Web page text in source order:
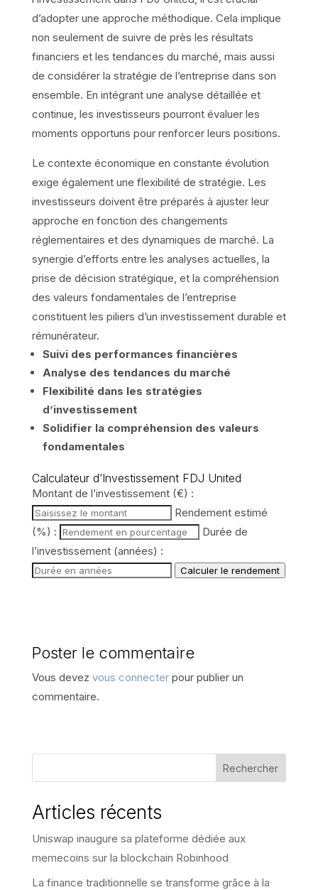
d’adopter une approche méthodique. Cela implique
non seulement de suivre de près les résultats
financiers et les tendances du marché, mais aussi
de considérer la stratégie de l’entreprise dans son
ensemble. En intégrant une analyse détaillée et
continue, les investisseurs pourront évaluer les
moments opportuns pour renforcer leurs positions.
Le contexte économique en constante évolution
exige également une flexibilité de stratégie. Les
investisseurs doivent être préparés à ajuster leur
approche en fonction des changements
réglementaires et des dynamiques de marché. La
synergie d’efforts entre les analyses actuelles, la
prise de décision stratégique, et la compréhension
des valeurs fondamentales de l’entreprise
constituent les piliers d’un investissement durable et
rémunérateur.
Suivi des performances financières
Analyse des tendances du marché
Flexibilité dans les stratégies
d’investissement
Solidifier la compréhension des valeurs
fondamentales
Calculateur d’Investissement FDJ United
Montant de l’investissement (€) :
Rendement estimé
(%) :
Durée de
l’investissement (années) :
Calculer le rendement
Poster le commentaire
Vous devez vous connecterpour publier un
commentaire.
Rechercher
Articles récents
Uniswap inaugure sa plateforme dédiée aux
memecoins sur la blockchain Robinhood
La finance traditionnelle se transforme grâce à la